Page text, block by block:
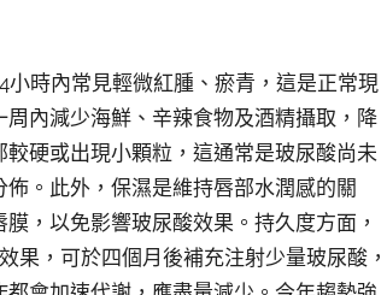
時內常見輕微紅腫、瘀青，這是正常現
內減少海鮮、辛辣食物及酒精攝取，降
硬或出現小顆粒，這通常是玻尿酸尚未
。此外，保濕是維持唇部水潤感的關
，以免影響玻尿酸效果。持久度方面，
果，可於四個月後補充注射少量玻尿酸，